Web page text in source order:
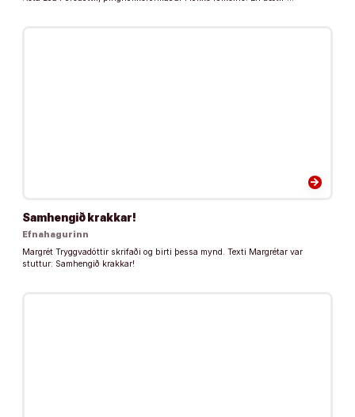
arrow_forward
Samhengið krakkar!
Efnahagurinn
Margrét Tryggvadóttir skrifaði og birti þessa mynd. Texti Margrétar var
stuttur: Samhengið krakkar!